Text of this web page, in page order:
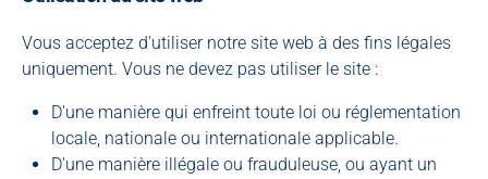
Vous acceptez d'utiliser notre site web à des fins légales
uniquement. Vous ne devez pas utiliser le site :
D'une manière qui enfreint toute loi ou réglementation
locale, nationale ou internationale applicable.
D'une manière illégale ou frauduleuse, ou ayant un